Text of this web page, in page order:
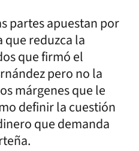
partes apuestan por
reduzca la
que firmó el
pero no la
márgenes que le
definir la cuestión
que demanda